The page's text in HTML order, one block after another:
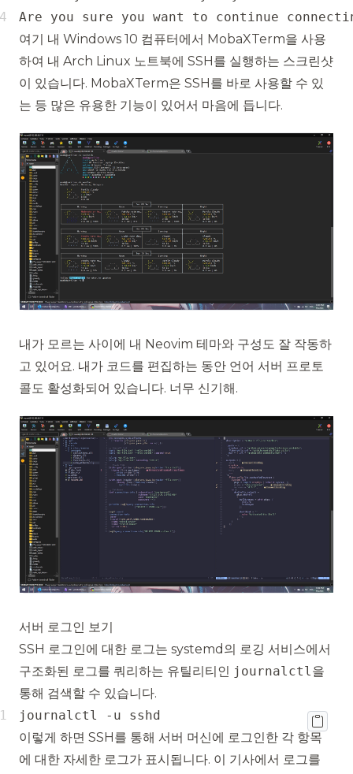
Are you sure you want to continue
여기 내 Windows 10 컴퓨터에서 MobaXTerm을 사용
하여 내 Arch Linux 노트북에 SSH를 실행하는 스크린샷
이 있습니다. MobaXTerm은 SSH를 바로 사용할 수 있
는 등 많은 유용한 기능이 있어서 마음에 듭니다.
내가 모르는 사이에 내 Neovim 테마와 구성도 잘 작동하
고 있어요. 내가 코드를 편집하는 동안 언어 서버 프로토
콜도 활성화되어 있습니다. 너무 신기해.
서버 로그인 보기
SSH 로그인에 대한 로그는 systemd의 로깅 서비스에서
구조화된 로그를 쿼리하는 유틸리티인 journalctl 을
통해 검색할 수 있습니다.
journalctl -u sshd
이렇게 하면 SSH를 통해 서버 머신에 로그인한 각 항목
에 대한 자세한 로그가 표시됩니다. 이 기사에서 로그를